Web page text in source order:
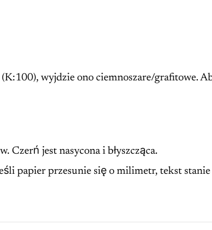
wyjdzie ono ciemnoszare/grafitowe.
Czerń jest nasycona i błyszcząca.
papier przesunie się o milimetr, tekst